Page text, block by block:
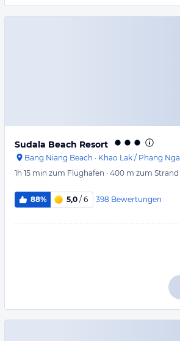
Sudala Beach Resort
Bang Niang Beach · Khao Lak / Phang Nga
1h 15 min zum Flughafen · 400 m zum Strand
88% 5,0 / 6 398 Bewertungen